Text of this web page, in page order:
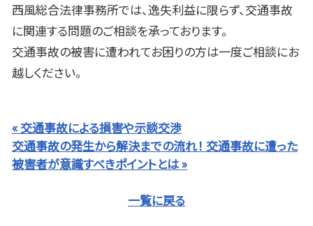
西風総合法律事務所では、逸失利益に限らず、交通事故
に関連する問題のご相談を承っております。
交通事故の被害に遭われてお困りの方は一度ご相談にお
越しください。
« 交通事故による損害や示談交渉
交通事故の発生から解決までの流れ！ 交通事故に遭った
被害者が意識すべきポイントとは »
一覧に戻る